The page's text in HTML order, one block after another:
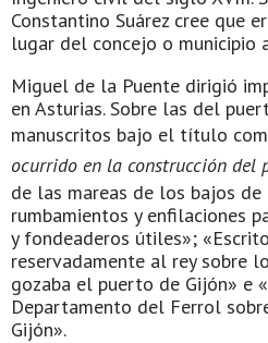
Constantino Suárez cree que
lugar del concejo o municipio
Miguel de la Puente dirigió
en Asturias. Sobre las del
manuscritos bajo el título
ocurrido en la construcción del
de las mareas de los bajos de
rumbamientos y enfilaciones
y fondeaderos útiles»;
reservadamente al rey sobre
gozaba el puerto de Gijón» e
Departamento del Ferrol
Gijón».